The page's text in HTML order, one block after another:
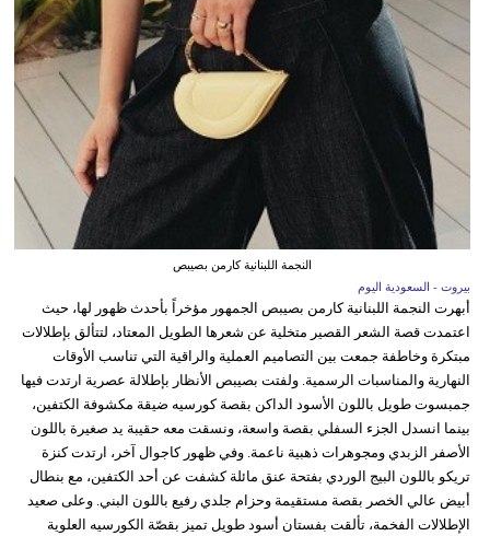
النجمة اللبنانية كارمن بصيبص
بيروت - السعودية اليوم
أبهرت النجمة اللبنانية كارمن بصيبص الجمهور مؤخراً بأحدث ظهور لها، حيث
اعتمدت قصة الشعر القصير متخلية عن شعرها الطويل المعتاد، لتتألق بإطلالات
مبتكرة وخاطفة جمعت بين التصاميم العملية والراقية التي تناسب الأوقات
النهارية والمناسبات الرسمية. ولفتت بصيبص الأنظار بإطلالة عصرية ارتدت فيها
جمبسوت طويل باللون الأسود الداكن بقصة كورسيه ضيقة مكشوفة الكتفين،
بينما انسدل الجزء السفلي بقصة واسعة، ونسقت معه حقيبة يد صغيرة باللون
الأصفر الزبدي ومجوهرات ذهبية ناعمة. وفي ظهور كاجوال آخر، ارتدت كنزة
تريكو باللون البيج الوردي بفتحة عنق مائلة كشفت عن أحد الكتفين، مع بنطال
أبيض عالي الخصر بقصة مستقيمة وحزام جلدي رفيع باللون البني. وعلى صعيد
الإطلالات الفخمة، تألقت بفستان أسود طويل تميز بقصّة الكورسيه العلوية